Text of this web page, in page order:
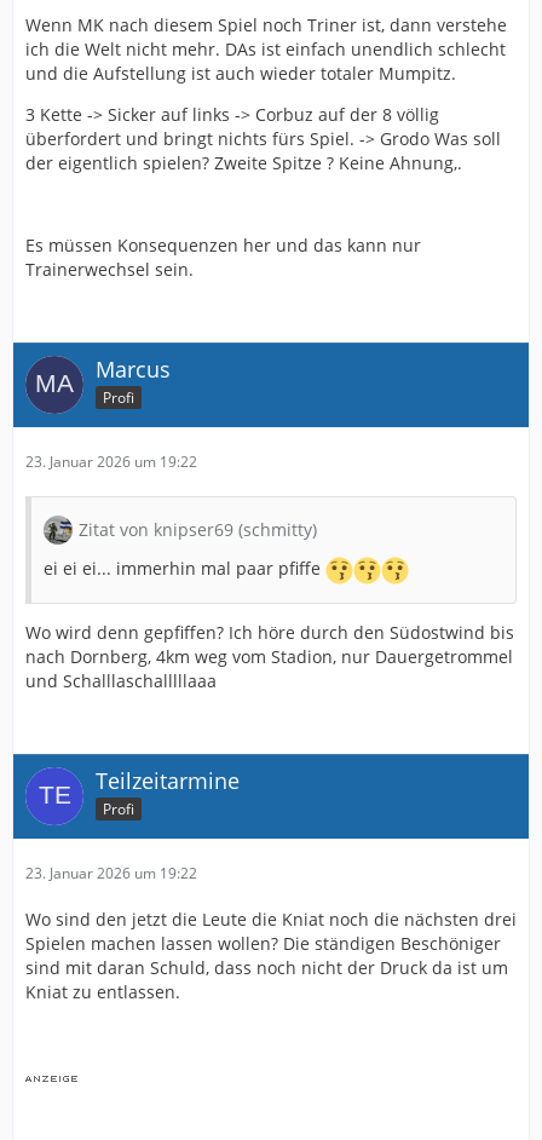
Wenn MK nach diesem Spiel noch Triner ist, dann verstehe
ich die Welt nicht mehr. DAs ist einfach unendlich schlecht
und die Aufstellung ist auch wieder totaler Mumpitz.
3 Kette -> Sicker auf links -> Corbuz auf der 8 völlig
überfordert und bringt nichts fürs Spiel. -> Grodo Was soll
der eigentlich spielen? Zweite Spitze ? Keine Ahnung,.
Es müssen Konsequenzen her und das kann nur
Trainerwechsel sein.
Marcus
Profi
23. Januar 2026 um 19:22
Zitat von knipser69 (schmitty)
ei ei ei... immerhin mal paar pfiffe
Wo wird denn gepfiffen? Ich höre durch den Südostwind bis
nach Dornberg, 4km weg vom Stadion, nur Dauergetrommel
und Schalllaschalllllaaa
Teilzeitarmine
Profi
23. Januar 2026 um 19:22
Wo sind den jetzt die Leute die Kniat noch die nächsten drei
Spielen machen lassen wollen? Die ständigen Beschöniger
sind mit daran Schuld, dass noch nicht der Druck da ist um
Kniat zu entlassen.